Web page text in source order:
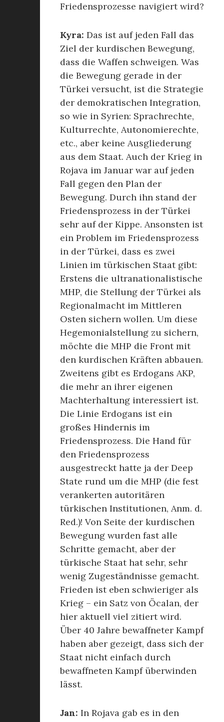
Friedensprozesse navigiert wird?
Kyra: Das ist auf jeden Fall das
Ziel der kurdischen Bewegung,
dass die Waffen schweigen. Was
die Bewegung gerade in der
Türkei versucht, ist die Strategie
der demokratischen Integration,
so wie in Syrien: Sprachrechte,
Kulturrechte, Autonomierechte,
etc., aber keine Ausgliederung
aus dem Staat. Auch der Krieg in
Rojava im Januar war auf jeden
Fall gegen den Plan der
Bewegung. Durch ihn stand der
Friedensprozess in der Türkei
sehr auf der Kippe. Ansonsten ist
ein Problem im Friedensprozess
in der Türkei, dass es zwei
Linien im türkischen Staat gibt:
Erstens die ultranationalistische
MHP, die Stellung der Türkei als
Regionalmacht im Mittleren
Osten sichern wollen. Um diese
Hegemonialstellung zu sichern,
möchte die MHP die Front mit
den kurdischen Kräften abbauen.
Zweitens gibt es Erdogans AKP,
die mehr an ihrer eigenen
Machterhaltung interessiert ist.
Die Linie Erdogans ist ein
großes Hindernis im
Friedensprozess. Die Hand für
den Friedensprozess
ausgestreckt hatte ja der Deep
State rund um die MHP (die fest
verankerten autoritären
türkischen Institutionen, Anm. d.
Red.)! Von Seite der kurdischen
Bewegung wurden fast alle
Schritte gemacht, aber der
türkische Staat hat sehr, sehr
wenig Zugeständnisse gemacht.
Frieden ist eben schwieriger als
Krieg – ein Satz von Öcalan, der
hier aktuell viel zitiert wird.
Über 40 Jahre bewaffneter Kampf
haben aber gezeigt, dass sich der
Staat nicht einfach durch
bewaffneten Kampf überwinden
lässt.
Jan: In Rojava gab es in den